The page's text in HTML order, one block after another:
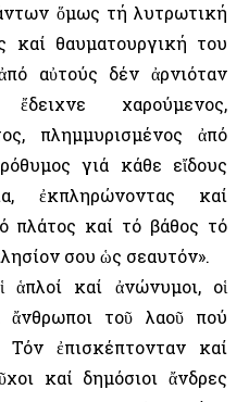
ὅμως τή λυτρωτική
θαυματουργική του
αὐτούς δέν ἀρνιόταν
χαρούμενος,
πλημμυρισμένος ἀπό
γιά κάθε εἴδους
ἐκπληρώνοντας καί
πλάτος καί τό βάθος τό
σου ὡς σεαυτόν».
καί ἀνώνυμοι, οἱ
ἄνθρωποι τοῦ λαοῦ πού
ἐπισκέπτονταν καί
καί δημόσιοι ἄνδρες